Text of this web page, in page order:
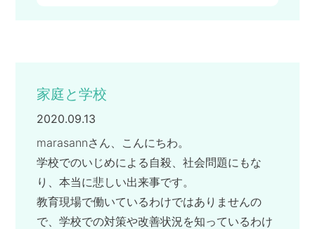
家庭と学校
2020.09.13
marasannさん、こんにちわ。
学校でのいじめによる自殺、社会問題にもな
り、本当に悲しい出来事です。
教育現場で働いているわけではありませんの
で、学校での対策や改善状況を知っているわけ